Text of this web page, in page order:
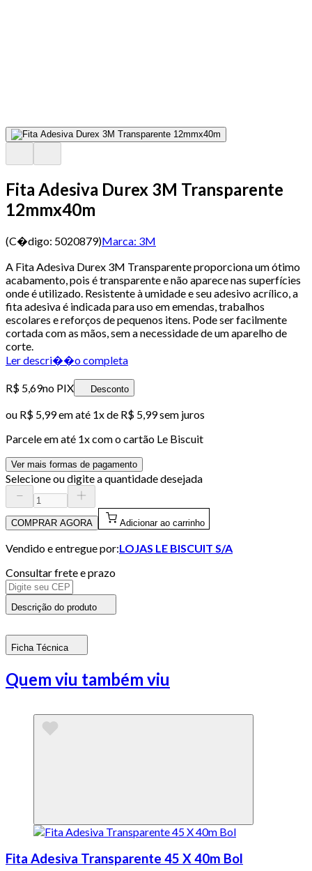
Fita Adesiva Durex 3M Transparente
12mmx40m
(C�digo: 5020879)Marca: 3M
A Fita Adesiva Durex 3M Transparente proporciona um ótimo
acabamento, pois é transparente e não aparece nas superfícies
onde é utilizado. Resistente à umidade e seu adesivo acrílico, a
fita adesiva é indicada para uso em emendas, trabalhos
escolares e reforços de pequenos itens. Pode ser facilmente
cortada com as mãos, sem a necessidade de um aparelho de
corte.
Ler descri��o completa
R$ 5,69no PIX Desconto
ou R$ 5,99em até 1x de R$ 5,99sem juros
Parcele em até 1x com o cartão Le Biscuit
Ver mais formas de pagamento
Selecione ou digite a quantidade desejada
COMPRAR AGORA Adicionar ao carrinho
Vendido e entregue por:LOJAS LE BISCUIT S/A
Consultar frete e prazo
Descrição do produto
Ficha Técnica
Quem viu também viu
Fita Adesiva Transparente 45 X 40m Bol